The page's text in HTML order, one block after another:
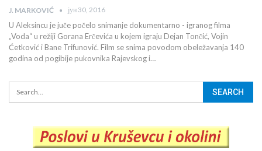
J. MARKOVIĆ јун 30, 2016
U Aleksincu je juče počelo snimanje dokumentarno - igranog filma
„Voda“ u režiji Gorana Erčevića u kojem igraju Dejan Tončić, Vojin
Ćetković i Bane Trifunović. Film se snima povodom obeležavanja 140
godina od pogibije pukovnika Rajevskog i…